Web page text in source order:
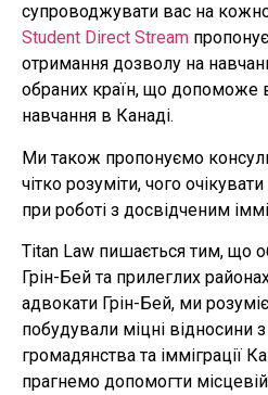
супроводжувати вас на
Student Direct Stream
отримання дозволу на
обраних країн, що допоможе
навчання в Канаді.
Ми також пропонуємо
чітко розуміти, чого
при роботі з досвідченим
Titan Law пишається тим, що
Грін-Бей та прилеглих
адвокати Грін-Бей, ми
побудували міцні відносини
громадянства та імміграції
прагнемо допомогти